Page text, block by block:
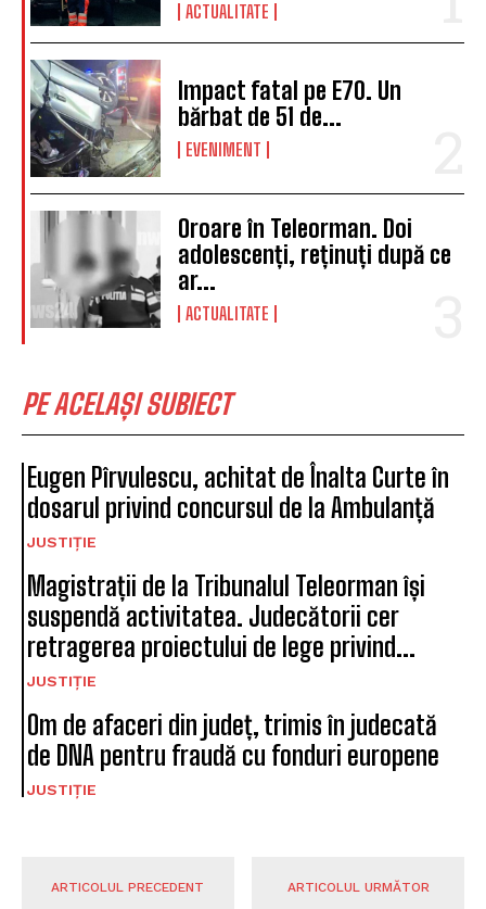
ACTUALITATE
Impact fatal pe E70. Un
bărbat de 51 de...
EVENIMENT
Oroare în Teleorman. Doi
adolescenți, reținuți după ce
ar...
ACTUALITATE
PE ACELAȘI SUBIECT
Eugen Pîrvulescu, achitat de Înalta Curte în
dosarul privind concursul de la Ambulanță
JUSTIȚIE
Magistrații de la Tribunalul Teleorman își
suspendă activitatea. Judecătorii cer
retragerea proiectului de lege privind...
JUSTIȚIE
Om de afaceri din județ, trimis în judecată
de DNA pentru fraudă cu fonduri europene
JUSTIȚIE
ARTICOLUL PRECEDENT ARTICOLUL URMĂTOR